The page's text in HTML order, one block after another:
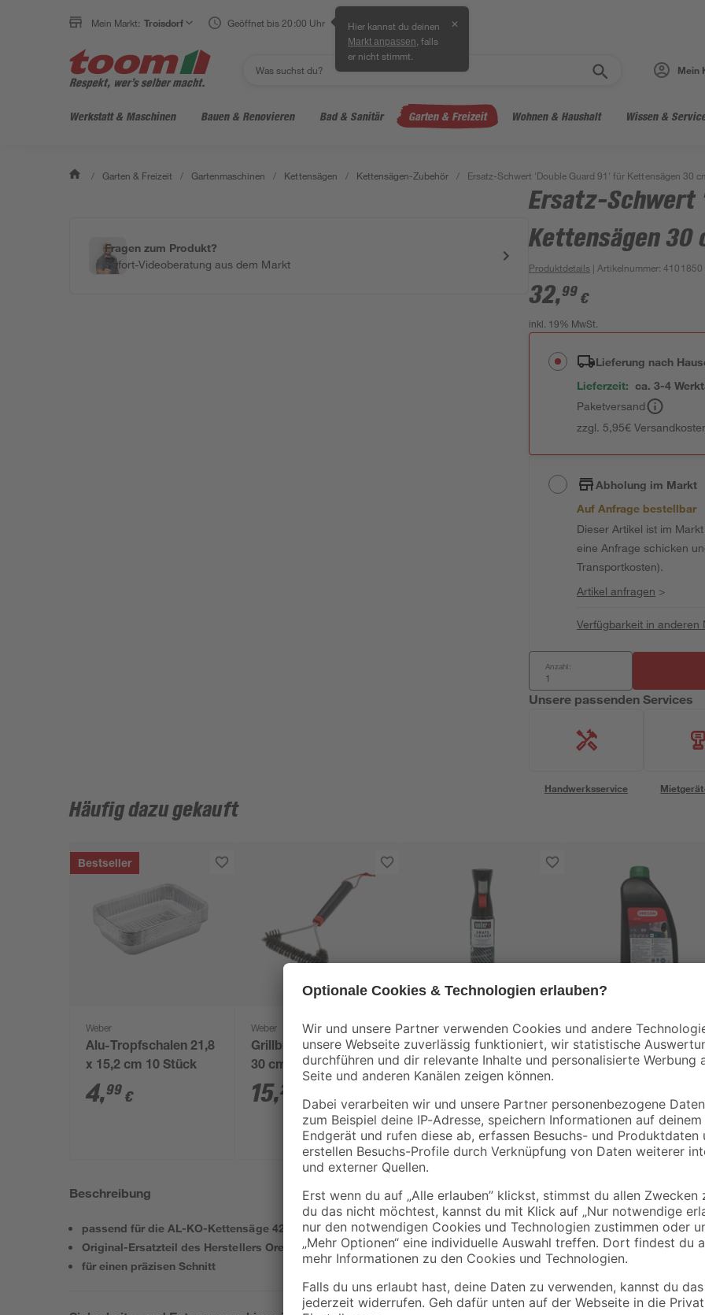
Mein Markt: Troisdorf Geöffnet bis 20:00 Uhr Hier kannst du deinen
Markt anpassen , falls
er nicht stimmt.
✕
Mein
Werkstatt & Maschinen Bauen & Renovieren Bad & Sanitär Garten & Freizeit Wohnen & Haushalt Wissen &
/ Garten & Freizeit / Gartenmaschinen / Kettensägen / Kettensägen-Zubehör / Ersatz-Schwert 'Double Guard 91' für Kettensägen 30
Fragen zum Produkt?
Sofort-Videoberatung aus dem Markt
Ersatz-Schwert
Kettensägen 30
Produktdetails | Artikelnummer:4101850
32,99 €
inkl. 19% MwSt.
Lieferung nach
Lieferzeit: ca. 3-4
Paketversand
zzgl. 5,95€
Abholung im Markt
Auf Anfrage bestellbar
Dieser Artikel ist im
eine Anfrage schicken
Transportkosten).
Artikel anfragen >
Verfügbarkeit in anderen
Anzahl:
Unsere passenden Services
Handwerksservice
Häufig dazu gekauft
Bestseller
Weber
Alu-Tropfschalen 21,8
x 15,2 cm 10 Stück
4,99 €
Weber
Grillbürste dreiseitig
30 cm
15,29 €
Weber
Grillrost-Reiniger 300
ml
10,
34,97 € / Liter
Oregon®
Bio-Kettensägenöl
7,
7,99 € / Liter
Beschreibung
passend für die AL-KO-Kettensäge 4235
Original-Ersatzteil des Herstellers Oregon
für einen präzisen Schnitt